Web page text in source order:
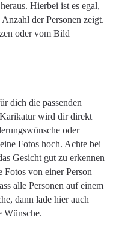
Hierbei ist es egal,
der Personen zeigt.
oder vom Bild
dich die passenden
wird dir direkt
oder
Fotos hoch. Achte bei
Gesicht gut zu erkennen
Fotos von einer Person
alle Personen auf einem
dann lade hier auch
Wünsche.